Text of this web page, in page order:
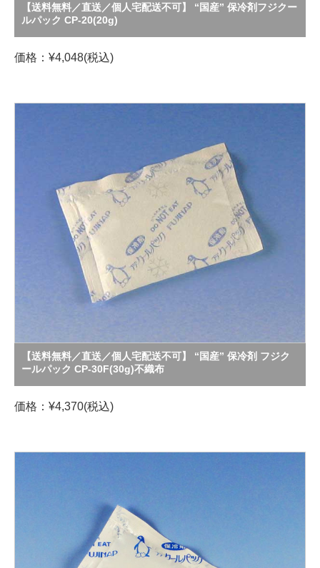
【送料無料／直送／個人宅配送不可】 “国産” 保冷剤フジクー
ルパック CP-20(20g)
価格：¥4,048(税込)
【送料無料／直送／個人宅配送不可】 “国産” 保冷剤 フジク
ールパック CP-30F(30g)不織布
価格：¥4,370(税込)